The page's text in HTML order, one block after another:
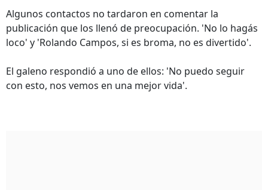
Algunos contactos no tardaron en comentar la
publicación que los llenó de preocupación. 'No lo hagás
loco' y 'Rolando Campos, si es broma, no es divertido'.
El galeno respondió a uno de ellos: 'No puedo seguir
con esto, nos vemos en una mejor vida'.